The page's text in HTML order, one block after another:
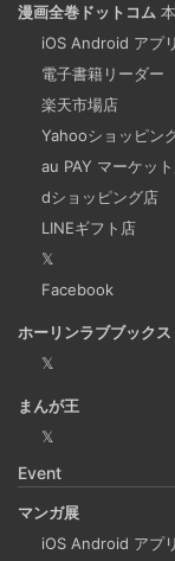
2025-03-21
についてご紹介
議の開始前にリ
です。 忙しいと
も、仕事に没頭
過ぎてしまうこ
この機能が非常
Laravelを使っ
成する
2025-03-18
Laravelを使って
はPython（
が、今回は得意
漫画全巻ドットコム
iOS Android アプリ
電子書籍リーダー
楽天市場店
Yahooショッピン
au PAY マーケッ
dショッピング店
LINEギフト店
𝕏
Facebook
ホーリンラブブックス
𝕏
まんが王
𝕏
Event
マンガ展
iOS Android アプリ